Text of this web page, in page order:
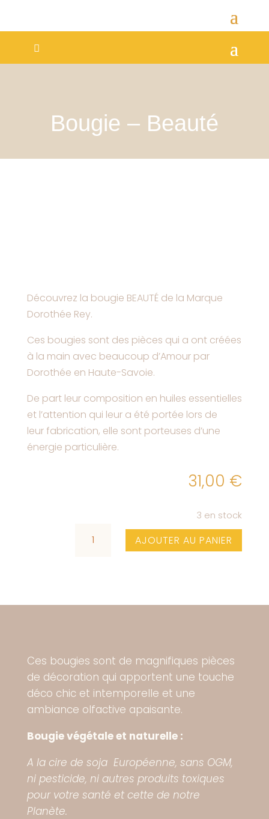
Bougie – Beauté
Découvrez la bougie BEAUTÉ de la Marque
Dorothée Rey.
Ces bougies sont des pièces qui a ont créées
à la main avec beaucoup d’Amour par
Dorothée en Haute-Savoie.
De part leur composition en huiles essentielles
et l’attention qui leur a été portée lors de
leur fabrication, elle sont porteuses d’une
énergie particulière.
31,00 €
3 en stock
AJOUTER AU PANIER
Ces bougies sont de magnifiques pièces
de décoration qui apportent une touche
déco chic et intemporelle et une
ambiance olfactive apaisante.
Bougie végétale et naturelle :
A la cire de soja Européenne, sans OGM,
ni pesticide, ni autres produits toxiques
pour votre santé et cette de notre
Planète.